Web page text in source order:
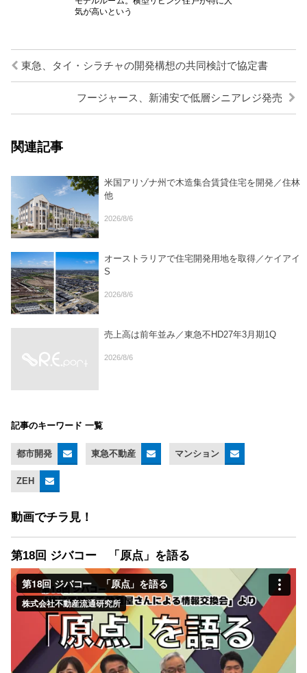
気が高いという
東急、タイ・シラチャの開発構想の共同検討で協定書
フージャース、新浦安で低層シニアレジ発売
関連記事
米国アリゾナ州で木造集合賃貸住宅を開発／住林
他
2026/8/6
オーストラリアで住宅開発用地を取得／ケイアイ
S
2026/8/6
売上高は前年並み／東急不HD27年3月期1Q
2026/8/6
記事のキーワード 一覧
都市開発 東急不動産 マンション
ZEH
動画でチラ見！
第18回 ジバコー 「原点」を語る